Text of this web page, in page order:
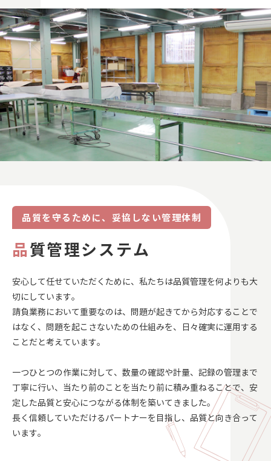
品質を守るために、妥協しない管理体制
品質管理システム
安心して任せていただくために、私たちは品質管理を何よりも大
切にしています。
請負業務において重要なのは、問題が起きてから対応することで
はなく、問題を起こさないための仕組みを、日々確実に運用する
ことだと考えています。
一つひとつの作業に対して、数量の確認や計量、記録の管理まで
丁寧に行い、当たり前のことを当たり前に積み重ねることで、安
定した品質と安心につながる体制を築いてきました。
長く信頼していただけるパートナーを目指し、品質と向き合って
います。